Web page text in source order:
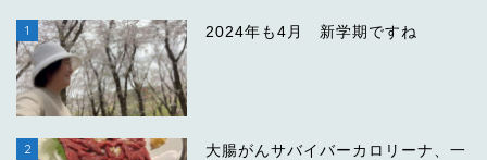
1 2024年も4月 新学期ですね
2
大腸がんサバイバーカロリーナ、一